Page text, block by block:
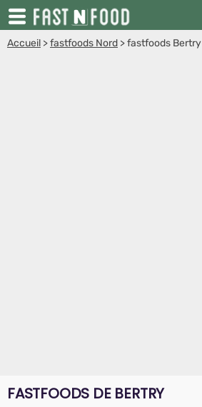
Accueil >fastfoods Nord >fastfoods Bertry
FASTFOODS DE BERTRY